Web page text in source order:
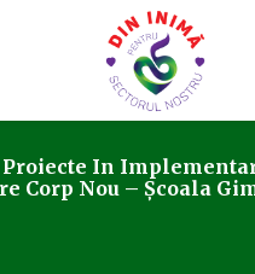
Proiecte In
Corp Nou – Școala